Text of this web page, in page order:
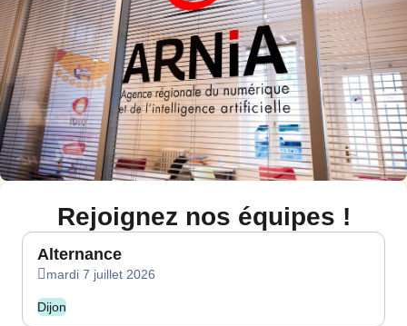
Rejoignez nos équipes !
Alternance
mardi 7 juillet 2026
Dijon